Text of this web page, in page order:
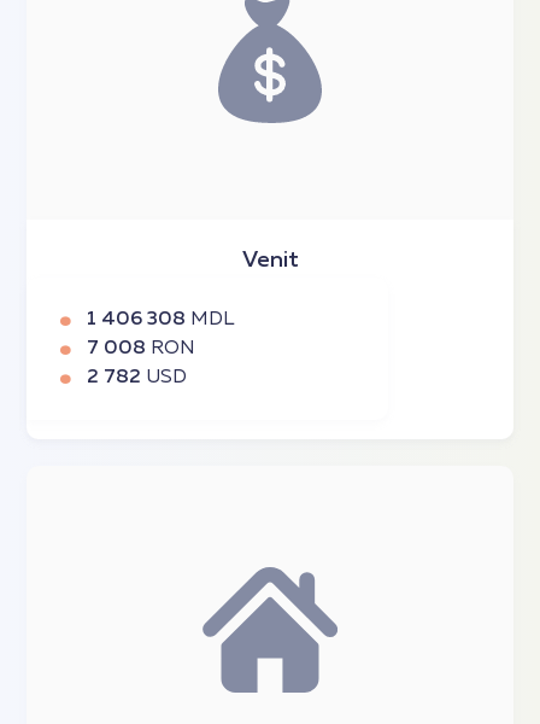
Venit
1 406 308 MDL
7 008 RON
2 782 USD